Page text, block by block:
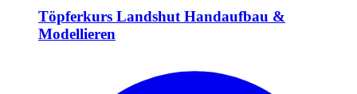
Töpferkurs Landshut Handaufbau &
Modellieren